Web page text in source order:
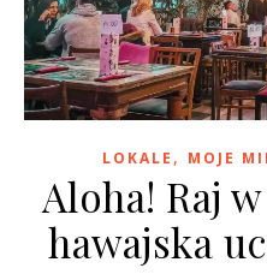
LOKALE , MOJE
Aloha! Raj
hawajska